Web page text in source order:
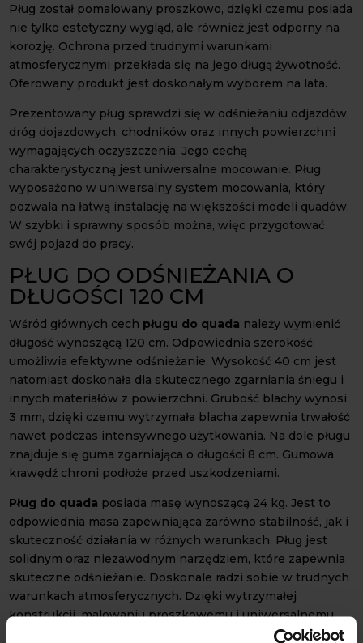
Pług został pomalowany proszkowo, dzięki czemu posiada
nie tylko estetyczny wygląd, ale również jest odporny na
korozję. Ochrona przed trudnymi warunkami
atmosferycznymi przekłada się na jego długą żywotność.
Oferowany produkt jest doskonałym wyborem na lata.
Prezentowany pług sprawdzi się w odśnieżaniu odjazdów,
dróg dojazdowych, chodników oraz innych powierzchni
wymagających oczyszczenia. Jego cechą
charakterystyczną jest uniwersalne mocowanie. Pług
wyposażono w uniwersalny system mocowania, który
pozwala na łatwą instalację na większości modeli quadów.
W szybki i sprawny sposób można, więc przygotować
swój pojazd do pracy.
PŁUG DO ODŚNIEŻANIA O
DŁUGOŚCI 120 CM
Wśród głównych cech pługu do quada należy wymienić
długość wynoszącą 120 cm. Odpowiednia szerokość
umożliwia efektywne odśnieżanie. Wysokość 40 cm jest
natomiast doskonała dla skutecznego zgarniania śniegu i
innych materiałów z powierzchni. Grubość blachy wynosi
3 mm, dzięki czemu wytrzymała blacha zapewnia trwałość
nawet podczas intensywnego użytkowania. Na dole pługu
znajduje się guma zgarniająca o długości 8 cm. Gumowa
krawędź chroni podłoże przed uszkodzeniami.
Pług do quada posiada masę wynoszącą 24 kg. Jest to
odpowiednia masa zapewniająca zarówno stabilność, jak i
skuteczność działania w różnych warunkach. Pług jest
solidnym oraz niezawodnym narzędziem, które zapewnia
skuteczne odśnieżanie. Doskonale radzi sobie w trudnych
warunkach atmosferycznych. Dzięki wytrzymałej
konstrukcji, malowaniu proszkowemu i uniwersalnemu